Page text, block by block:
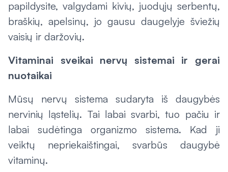
papildysite, valgydami kivių, juodųjų serbentų,
braškių, apelsinų, jo gausu daugelyje šviežių
vaisių ir daržovių.
Vitaminai sveikai nervų sistemai ir gerai
nuotaikai
Mūsų nervų sistema sudaryta iš daugybės
nervinių ląstelių. Tai labai svarbi, tuo pačiu ir
labai sudėtinga organizmo sistema. Kad ji
veiktų nepriekaištingai, svarbūs daugybė
vitaminų.